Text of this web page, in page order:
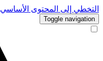
التخطي إلى المحتوى الأساسي
Toggle navigation